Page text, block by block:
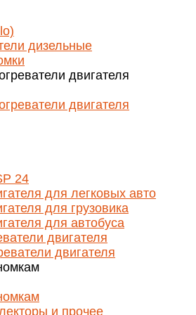
дизельные
двигателя
двигателя
24
для легковых авто
для грузовика
для автобуса
двигателя
двигателя
и прочее